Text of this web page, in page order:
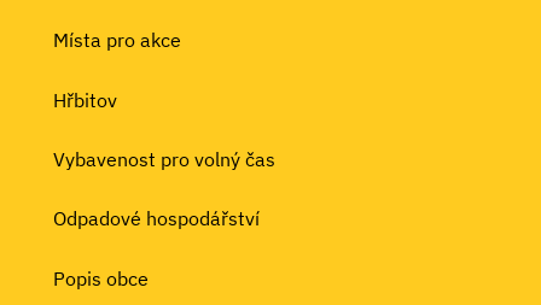
Místa pro akce
Hřbitov
Vybavenost pro volný čas
Odpadové hospodářství
Popis obce